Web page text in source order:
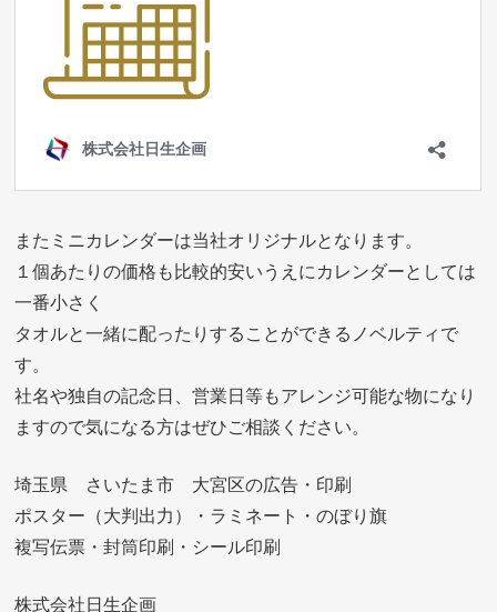
またミニカレンダーは当社オリジナルとなります。
１個あたりの価格も比較的安いうえにカレンダーとしては
一番小さく
タオルと一緒に配ったりすることができるノベルティで
す。
社名や独自の記念日、営業日等もアレンジ可能な物になり
ますので気になる方はぜひご相談ください。
埼玉県 さいたま市 大宮区の広告・印刷
ポスター（大判出力）・ラミネート・のぼり旗
複写伝票・封筒印刷・シール印刷
株式会社日生企画